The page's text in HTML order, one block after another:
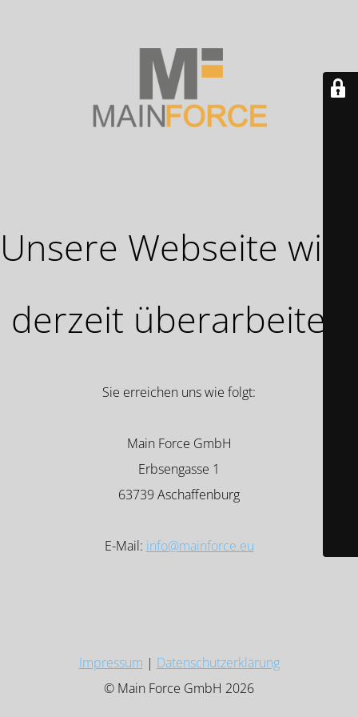
Unsere Webseite wird
derzeit überarbeitet!
Sie erreichen uns wie folgt:
Main Force GmbH
Erbsengasse 1
63739 Aschaffenburg
E-Mail: info@mainforce.eu
Impressum | Datenschutzerklärung
© Main Force GmbH 2026